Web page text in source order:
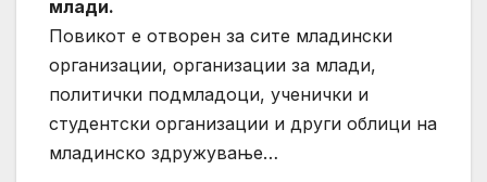
млади.
Повикот е отворен за сите младински
организации, организации за млади,
политички подмладоци, ученички и
студентски организации и други облици на
младинско здружувањe…